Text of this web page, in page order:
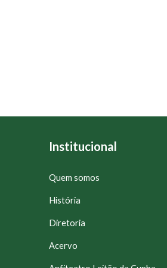
Institucional
Quem somos
História
Diretoria
Acervo